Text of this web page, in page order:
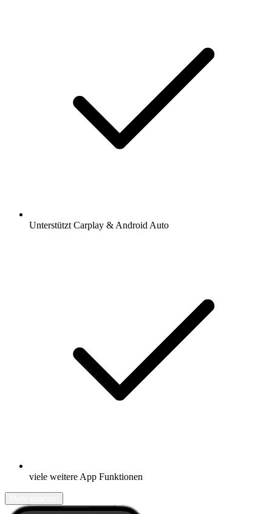
Unterstützt Carplay & Android Auto
viele weitere App Funktionen